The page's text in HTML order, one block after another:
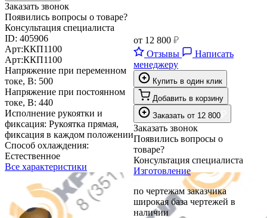
Заказать звонок
Появились вопросы о товаре?
Консультация специалиста
ID: 405906
Арт:ККП1100
Арт:ККП1100
Напряжение при переменном
токе, В: 500
Напряжение при постоянном
токе, В: 440
Исполнение рукоятки и
фиксация: Рукоятка прямая,
фиксация в каждом положении
Способ охлаждения:
Естественное
Все характеристики
от 12 800 ₽
Отзывы
Написать
менеджеру
Купить в один клик
Добавить в корзину
Заказать от 12 800
Заказать звонок
Появились вопросы о
товаре?
Консультация специалиста
Изготовление
по чертежам заказчика
широкая база чертежей в
наличии